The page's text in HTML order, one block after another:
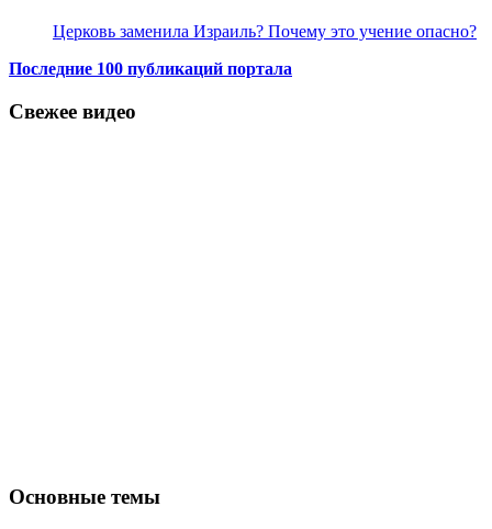
Церковь заменила Израиль? Почему это учение опасно?
Последние 100 публикаций портала
Свежее видео
Основные темы